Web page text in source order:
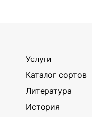
Услуги
Каталог сортов
Литература
История